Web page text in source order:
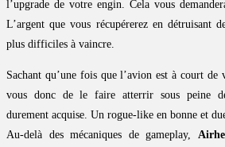
l’upgrade de votre engin. Cela vous
L’argent que vous récupérerez en détruisant
plus difficiles à vaincre.
Sachant qu’une fois que l’avion est à court
vous donc de le faire atterrir sous peine
durement acquise. Un rogue-like en bonne et
Au-delà des mécaniques de gameplay,